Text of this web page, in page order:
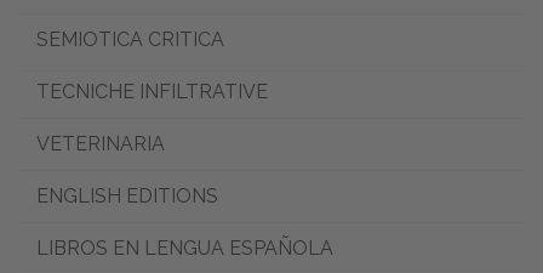
SEMIOTICA CRITICA
TECNICHE INFILTRATIVE
VETERINARIA
ENGLISH EDITIONS
LIBROS EN LENGUA ESPAÑOLA